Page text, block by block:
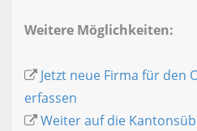
Weitere Möglichkeiten:
Jetzt neue Firma für den
erfassen
Weiter auf die